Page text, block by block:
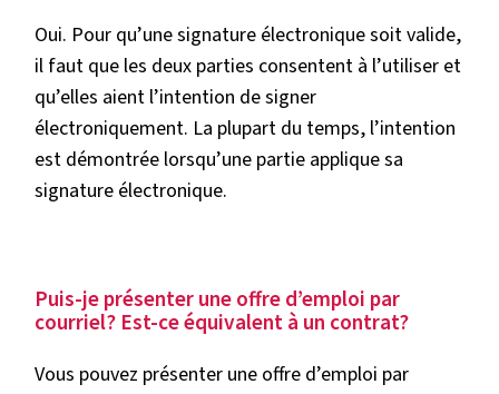
Oui. Pour qu’une signature électronique soit valide,
il faut que les deux parties consentent à l’utiliser et
qu’elles aient l’intention de signer
électroniquement. La plupart du temps, l’intention
est démontrée lorsqu’une partie applique sa
signature électronique.
Puis-je présenter une offre d’emploi par
courriel? Est-ce équivalent à un contrat?
Vous pouvez présenter une offre d’emploi par